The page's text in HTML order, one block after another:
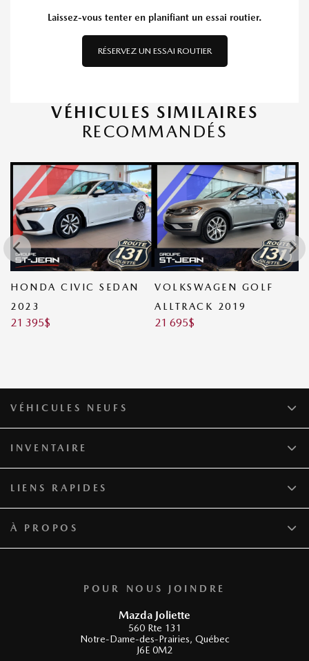
Laissez-vous tenter en planifiant un essai routier.
RÉSERVEZ UN ESSAI ROUTIER
VÉHICULES SIMILAIRES
RECOMMANDÉS
HONDA CIVIC SEDAN
2023
21 395$
VOLKSWAGEN GOLF
ALLTRACK 2019
21 695$
POUR NOUS JOINDRE
Mazda Joliette
560 Rte 131
Notre-Dame-des-Prairies, Québec
J6E 0M2
VÉHICULES NEUFS
INVENTAIRE
LIENS RAPIDES
À PROPOS